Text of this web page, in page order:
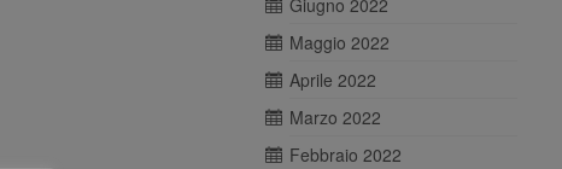
Giugno 2022
Maggio 2022
Aprile 2022
Marzo 2022
Febbraio 2022